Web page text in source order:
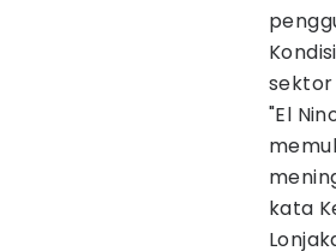
sektor
"El
kata